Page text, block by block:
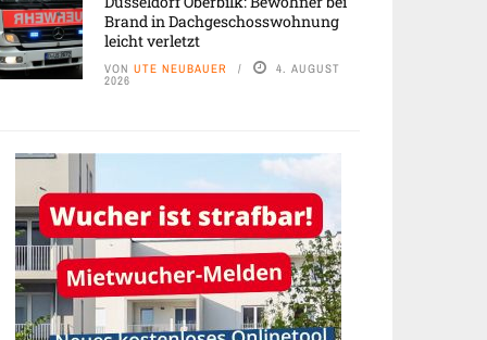
Brand in Dachgeschosswohnung
leicht verletzt
VON UTE NEUBAUER 4. AUGUST
2026